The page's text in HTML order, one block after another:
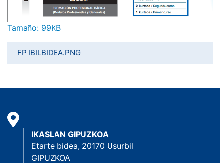
Haga clic aquí para ver la imagen a tamaño completo…
Tamaño: 99KB
FP IBILBIDEA.PNG
IKASLAN GIPUZKOA
Etarte bidea, 20170 Usurbil
GIPUZKOA